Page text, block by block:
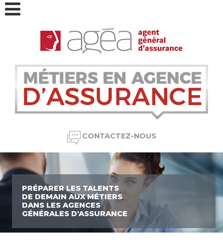
Aller au contenu principal
CONTACTEZ-NOUS
PRÉPARER LES TALENTS
DE DEMAIN AUX MÉTIERS
DANS LES AGENCES
GÉNÉRALES D'ASSURANCE